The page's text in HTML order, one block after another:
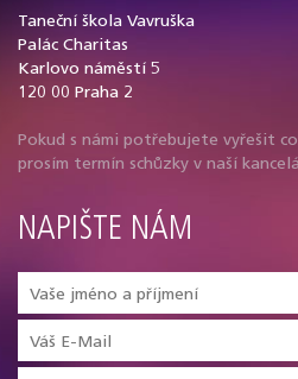
Taneční škola Vavruška
Palác Charitas
Karlovo náměstí 5
120 00 Praha 2
Pokud s námi potřebujete vyřešit
prosím termín schůzky v naší
NAPIŠTE NÁM